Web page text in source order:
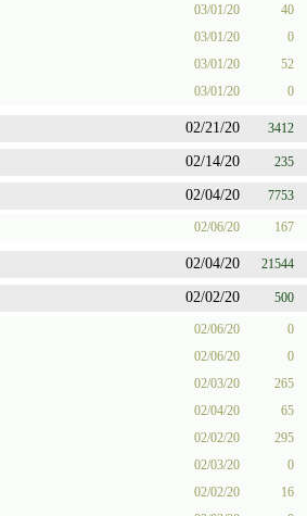
03/01/20 40
03/01/20 0
03/01/20 52
03/01/20 0
02/21/20 3412
02/14/20 235
02/04/20 7753
02/06/20 167
02/04/20 21544
02/02/20 500
02/06/20 0
02/06/20 0
02/03/20 265
02/04/20 65
02/02/20 295
02/03/20 0
02/02/20 16